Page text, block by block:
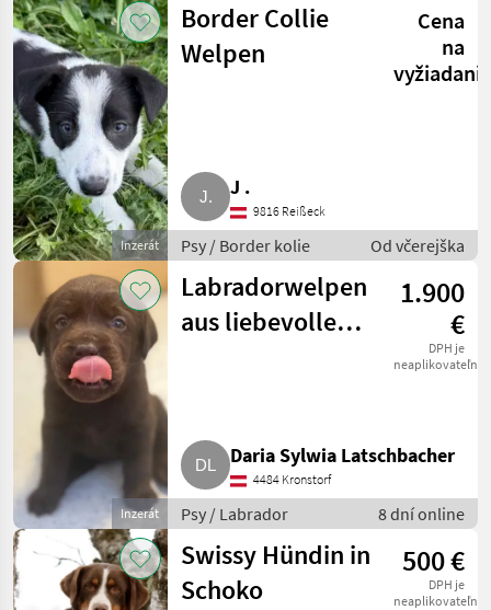
Inzerát
Border Collie
Welpen
Cena
na
J .
9816 Reißeck
Psy / Border kolie Od včerejška
Inzerát
Labradorwelpen
aus liebevoller
1.900
€
DPH je
neaplikovateľné
Daria Sylwia Latschbacher
4484 Kronstorf
Psy / Labrador 8 dní online
Swissy Hündin in
Schoko
500 €
DPH je
neaplikovateľné